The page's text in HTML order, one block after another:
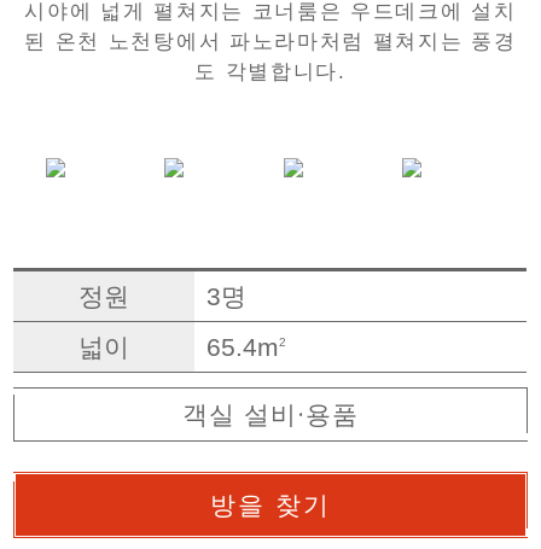
시야에 넓게 펼쳐지는 코너룸은 우드데크에 설치
된 온천 노천탕에서 파노라마처럼 펼쳐지는 풍경
도 각별합니다.
정원
3명
넓이
65.4m2
객실 설비·용품
방을 찾기